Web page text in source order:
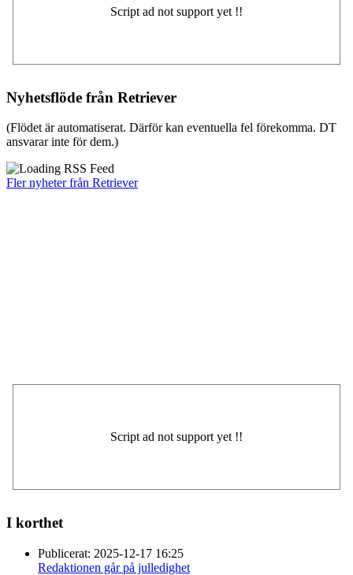
Nyhetsflöde från Retriever
(Flödet är automatiserat. Därför kan eventuella fel förekomma. DT
ansvarar inte för dem.)
Fler nyheter från Retriever
I korthet
Publicerat: 2025-12-17 16:25
Redaktionen går på julledighet